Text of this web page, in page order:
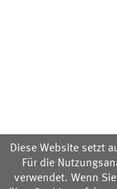
Diese Website setzt
Für die
verwendet. Wenn